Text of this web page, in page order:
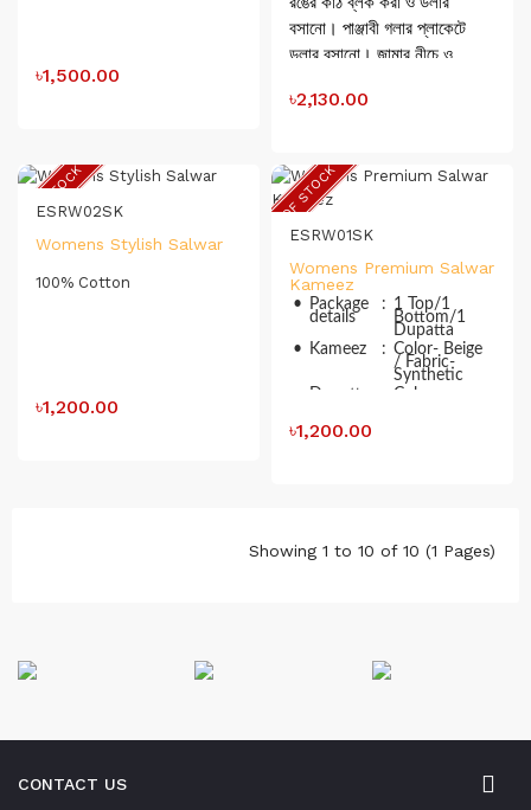
৳1,500.00
বসানো। পাঞ্জাবী গলার প্লাকেটে
ডলার বসানো। জামার নীচে ও
বসানো। জামার লম্বাঃ ৪৬” হাতার
কটনের উপর কন্ট্রাস্ট রঙের কাঠ ব্লক
করা।
৳2,130.00
OUT OF STOCK
ESRW02SK
Womens Stylish Salwar
100% Cotton
৳1,200.00
OUT OF STOCK
ESRW01SK
Womens Premium Salwar
Kameez
• Package
details
: 1 Top/1
Bottom/1
Dupatta
•
Kameez : Color- Beige
/ Fabric-
Synthetic
Dupatta Color-
ID
৳1,200.00
Showing 1 to 10 of 10 (1 Pages)
CONTACT US